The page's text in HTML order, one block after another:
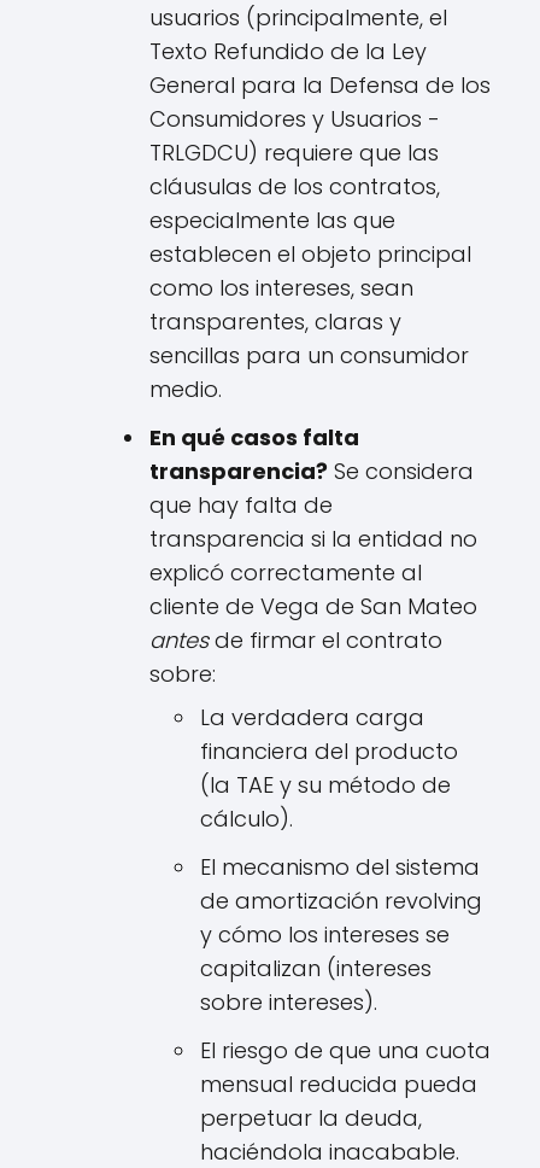
usuarios (principalmente, el
Texto Refundido de la Ley
General para la Defensa de los
Consumidores y Usuarios -
TRLGDCU) requiere que las
cláusulas de los contratos,
especialmente las que
establecen el objeto principal
como los intereses, sean
transparentes, claras y
sencillas para un consumidor
medio.
En qué casos falta
transparencia? Se considera
que hay falta de
transparencia si la entidad no
explicó correctamente al
cliente de Vega de San Mateo
antesde firmar el contrato
sobre:
La verdadera carga
financiera del producto
(la TAE y su método de
cálculo).
El mecanismo del sistema
de amortización revolving
y cómo los intereses se
capitalizan (intereses
sobre intereses).
El riesgo de que una cuota
mensual reducida pueda
perpetuar la deuda,
haciéndola inacabable.